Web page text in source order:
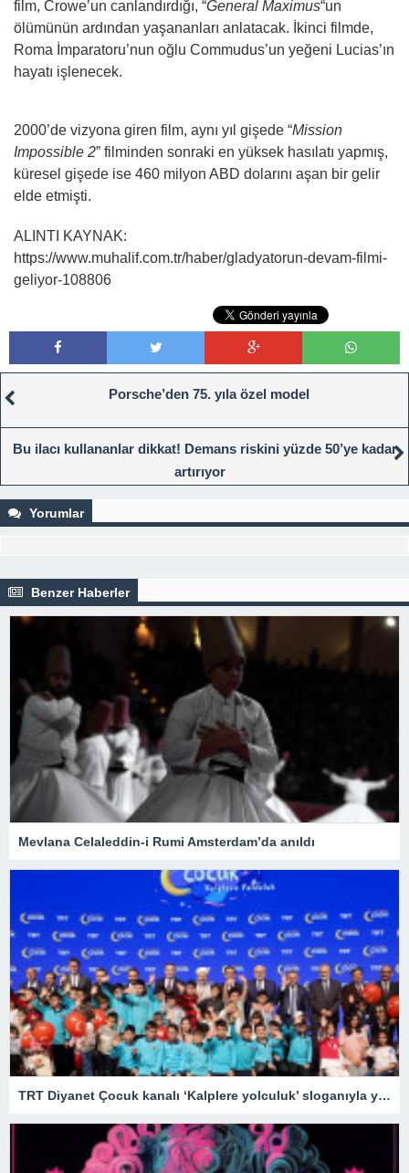
film, Crowe’un canlandırdığı, “General Maximus“un
ölümünün ardından yaşananları anlatacak. İkinci filmde,
Roma İmparatoru’nun oğlu Commudus’un yeğeni Lucias’ın
hayatı işlenecek.
2000’de vizyona giren film, aynı yıl gişede “Mission
Impossible 2” filminden sonraki en yüksek hasılatı yapmış,
küresel gişede ise 460 milyon ABD dolarını aşan bir gelir
elde etmişti.
ALINTI KAYNAK:
https://www.muhalif.com.tr/haber/gladyatorun-devam-filmi-
geliyor-108806
Porsche’den 75. yıla özel model
Bu ilacı kullananlar dikkat! Demans riskini yüzde 50’ye kadar
artırıyor
Yorumlar
Benzer Haberler
Mevlana Celaleddin-i Rumi Amsterdam’da anıldı
TRT Diyanet Çocuk kanalı ‘Kalplere yolculuk’ sloganıyla yayın hayatına başladı